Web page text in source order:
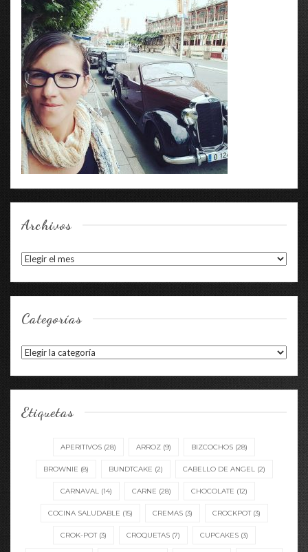
Archivos
Archivos
Categorías
Categorías
Etiquetas
APERITIVOS (28) ARROZ (9) BIZCOCHOS (28)
BROWNIE (8) BUNDTCAKE (2) CABELLO DE ANGEL(2)
CARNAVAL (14) CARNE (28) CHOCOLATE (12)
COCINA SALUDABLE (15) CREMAS(3) CROCKPOT(3)
CROK-POT(3) CROQUETAS(7) CUPCAKES(3)